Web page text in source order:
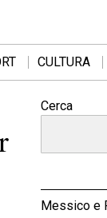
CULTURA
Cerca
Messico e